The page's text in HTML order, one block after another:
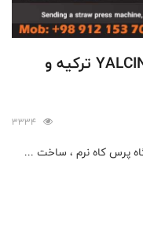
خرید دستگاه پرس کاه ساخت YALCIN ترکیه و